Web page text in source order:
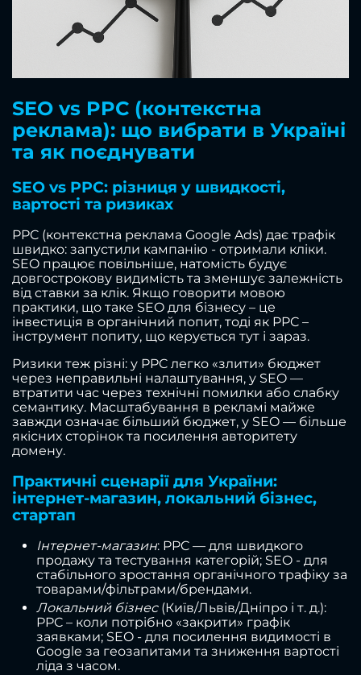
SEO vs PPC (контекстна
реклама): що вибрати в Україні
та як поєднувати
SEO vs PPC: різниця у швидкості,
вартості та ризиках
PPC (контекстна реклама Google Ads) дає трафік
швидко: запустили кампанію - отримали кліки.
SEO працює повільніше, натомість будує
довгострокову видимість та зменшує залежність
від ставки за клік. Якщо говорити мовою
практики, що таке SEO для бізнесу – це
інвестиція в органічний попит, тоді як PPC –
інструмент попиту, що керується тут і зараз.
Ризики теж різні: у PPC легко «злити» бюджет
через неправильні налаштування, у SEO —
втратити час через технічні помилки або слабку
семантику. Масштабування в рекламі майже
завжди означає більший бюджет, у SEO — більше
якісних сторінок та посилення авторитету
домену.
Практичні сценарії для України:
інтернет-магазин, локальний бізнес,
стартап
Інтернет-магазин: PPC — для швидкого
продажу та тестування категорій; SEO - для
стабільного зростання органічного трафіку за
товарами/фільтрами/брендами.
Локальний бізнес(Київ/Львів/Дніпро і т. д.):
PPC – коли потрібно «закрити» графік
заявками; SEO - для посилення видимості в
Google за геозапитами та зниження вартості
ліда з часом.